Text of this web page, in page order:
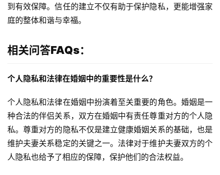
到有效保障。信任的建立不仅有助于保护隐私，更能增强家
庭的整体和谐与幸福。
相关问答FAQs：
个人隐私和法律在婚姻中的重要性是什么？
个人隐私和法律在婚姻中扮演着至关重要的角色。婚姻是一
种合法的伴侣关系，双方在婚姻中有责任尊重对方的个人隐
私。尊重对方的隐私不仅是建立健康婚姻关系的基础，也是
维护夫妻关系稳定的关键之一。法律对于维护夫妻双方的个
人隐私也给予了相应的保障，保护他们的合法权益。